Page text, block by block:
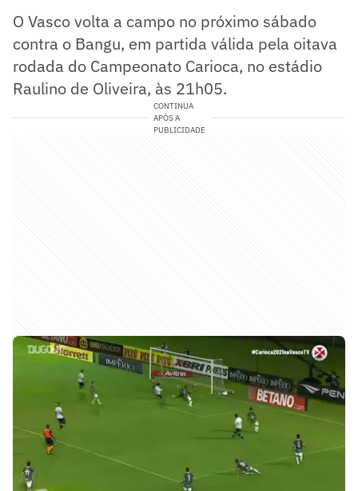
O Vasco volta a campo no próximo sábado
contra o Bangu, em partida válida pela oitava
rodada do Campeonato Carioca, no estádio
Raulino de Oliveira, às 21h05.
CONTINUA
APÓS A
PUBLICIDADE